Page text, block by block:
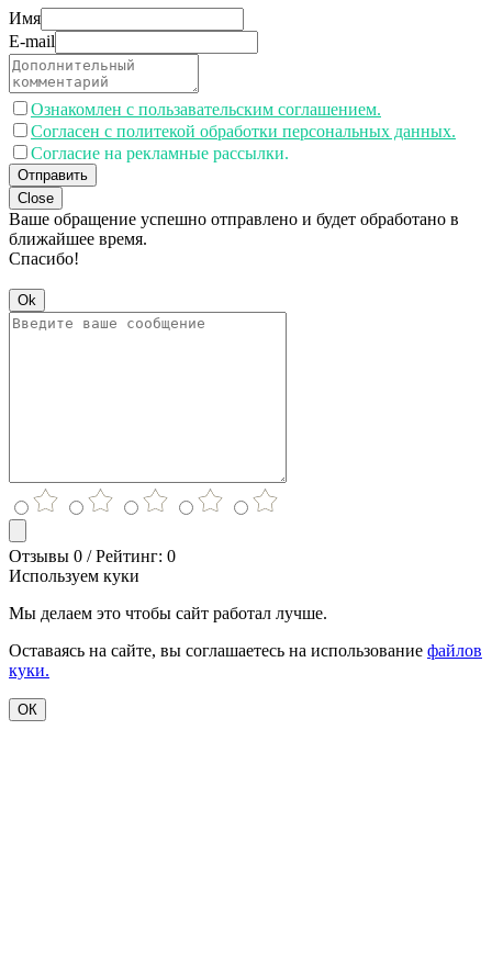
Имя
E-mail
Ознакомлен с пользавательским соглашением.
Согласен с политекой обработки персональных данных.
Согласие на рекламные рассылки.
Отправить
Close
Ваше обращение успешно отправлено и будет обработано в
ближайшее время.
Спасибо!
Ok
Отзывы 0 / Рейтинг: 0
Используем куки
Мы делаем это чтобы сайт работал лучше.
Оставаясь на сайте, вы соглашаетесь на использование файлов
куки.
ОК